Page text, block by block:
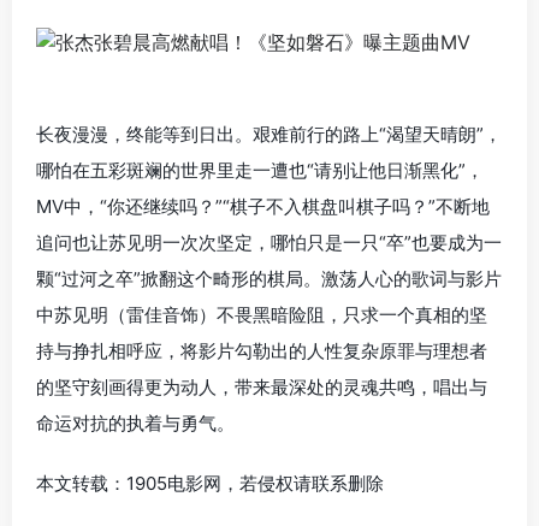
长夜漫漫，终能等到日出。艰难前行的路上“渴望天晴朗”，
哪怕在五彩斑斓的世界里走一遭也“请别让他日渐黑化”，
MV中，“你还继续吗？”“棋子不入棋盘叫棋子吗？”不断地
追问也让苏见明一次次坚定，哪怕只是一只“卒”也要成为一
颗“过河之卒”掀翻这个畸形的棋局。激荡人心的歌词与影片
中苏见明（雷佳音饰）不畏黑暗险阻，只求一个真相的坚
持与挣扎相呼应，将影片勾勒出的人性复杂原罪与理想者
的坚守刻画得更为动人，带来最深处的灵魂共鸣，唱出与
命运对抗的执着与勇气。
本文转载：1905电影网，若侵权请联系删除